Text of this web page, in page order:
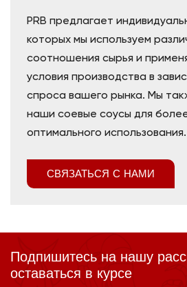
PRB предлагает
которых мы используем
соотношения сырья и
условия производства в
спроса вашего рынка. Мы
наши соевые соусы для
оптимального использования.
СВЯЗАТЬСЯ С НАМИ
Подпишитесь на нашу
оставаться в курсе